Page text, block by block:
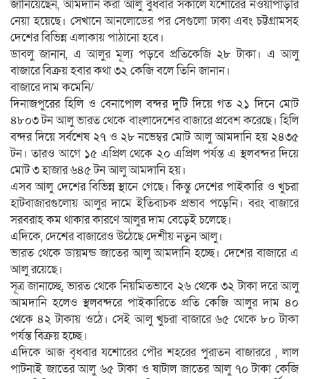
জানিয়েছেন, আমদানি করা আলু বুধবার সকালে যশোরের নওয়াপাড়ার
নেয়া হয়েছে। সেখানে আনলোডের পর সেগুলো ঢাকা এবং চট্টগ্রামসহ
দেশের বিভিন্ন এলাকায় পাঠানো হবে।
ডাবলু জানান, এ আলুর মূল্য পড়বে প্রতিকেজি ২৮ টাকা। এ আলু
বাজারে বিক্রয় হবার কথা ৩২ কেজি বলে তিনি জানান।
বাজারে দাম কমেনি/
দিনাজপুরের হিলি ও বেনাপোল বন্দর দুটি দিয়ে গত ২১ দিনে মোট
৪৮০৩ টন আলু ভারত থেকে বাংলাদেশের বাজারে প্রবেশ করেছে। হিলি
বন্দর দিয়ে সর্বশেষ ২৭ ও ২৮ নভেম্বর মোট আলু আমদানি হয় ২৪৩৫
টন। তারও আগে ১৫ এপ্রিল থেকে ২০ এপ্রিল পর্যন্ত এ স্থলবন্দর দিয়ে
মোট ৩ হাজার ৬৪৫ টন আলু আমদানি হয়।
এসব আলু দেশের বিভিন্ন স্থানে গেছে। কিন্তু দেশের পাইকারি ও খুচরা
হাটবাজারগুলোয় আলুর দামে ইতিবাচক প্রভাব পড়েনি। বরং বাজারে
সরবরাহ কম থাকার কারণে আলুর দাম বেড়েই চলেছে।
এদিকে, দেশের বাজারেও উঠেছে দেশীয় নতুন আলু।
ভারত থেকে ডায়মন্ড জাতের আলু আমদানি হচ্ছে। দেশের বাজারে এ
আলু রয়েছে।
সূত্র জানাচ্ছে, ভারত থেকে নিয়মিতভাবে ২৬ থেকে ৩২ টাকা দরে আলু
আমদানি হলেও স্থলবন্দরে পাইকারিতে প্রতি কেজি আলুর দাম ৪০
থেকে ৪২ টাকায় ওঠে। সেই আলু খুচরা বাজারে ৬৫ থেকে ৮০ টাকা
পর্যন্ত বিক্রয় হচ্ছে।
এদিকে আজ বৃধবার যশোরের পৌর শহরের পুরাতন বাজাররে , লাল
পাটনাই জাতের আলু ৬৫ টাকা ও ষাটাল জাতের আলু ৭০ টাকা কেজি